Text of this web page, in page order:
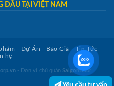
ĐẦU TẠI VIỆT NAM
Dự Án Báo Giá
Tin Tức
hệ
- Đơn vị chủ quản SaigonDoor